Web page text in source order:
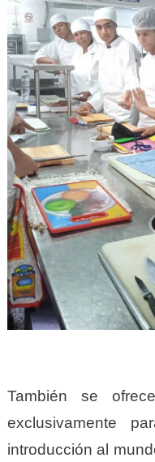
También se
exclusivamente
introducción al